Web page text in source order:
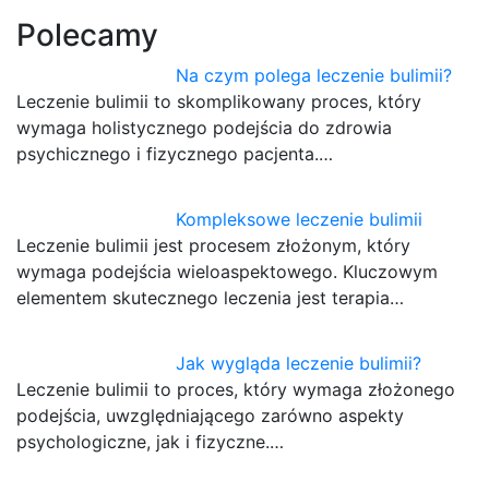
Polecamy
Na czym polega leczenie bulimii?
Leczenie bulimii to skomplikowany proces, który
wymaga holistycznego podejścia do zdrowia
psychicznego i fizycznego pacjenta.…
Kompleksowe leczenie bulimii
Leczenie bulimii jest procesem złożonym, który
wymaga podejścia wieloaspektowego. Kluczowym
elementem skutecznego leczenia jest terapia…
Jak wygląda leczenie bulimii?
Leczenie bulimii to proces, który wymaga złożonego
podejścia, uwzględniającego zarówno aspekty
psychologiczne, jak i fizyczne.…